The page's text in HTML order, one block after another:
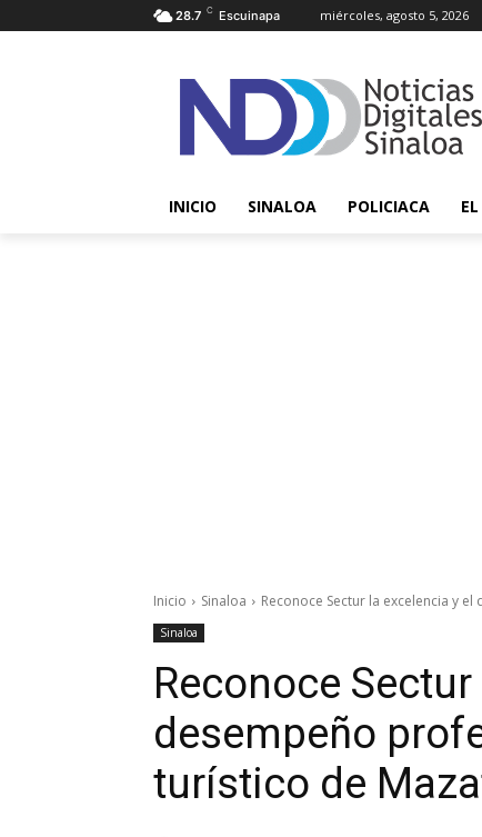
28.7 C Escuinapa miércoles, agosto 5, 2026
INICIO SINALOA POLICIACA
Inicio Sinaloa Reconoce Sectur la excelencia y
Sinaloa
Reconoce
desempeño
turístico de